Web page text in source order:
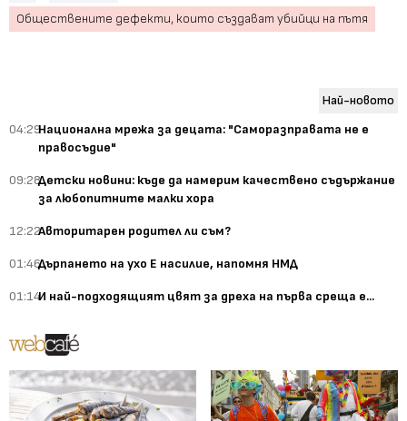
Обществените дефекти, които създават убийци на пътя
Най-новото
04:29Национална мрежа за децата: "Саморазправата не е
правосъдие"
09:28Детски новини: къде да намерим качествено съдържание
за любопитните малки хора
12:22Авторитарен родител ли съм?
01:46Дърпането на ухо Е насилие, напомня НМД
01:14И най-подходящият цвят за дреха на първа среща е...